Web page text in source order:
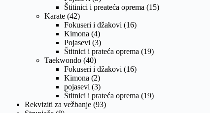
Štitinici i preateća oprema (15)
Karate (42)
Fokuseri i džakovi (16)
Kimona (4)
Pojasevi (3)
Štitnici i prateća oprema (19)
Taekwondo (40)
Fokuseri i džakovi (16)
Kimona (2)
pojasevi (3)
Štitnici i prateća oprema (19)
Rekviziti za vežbanje (93)